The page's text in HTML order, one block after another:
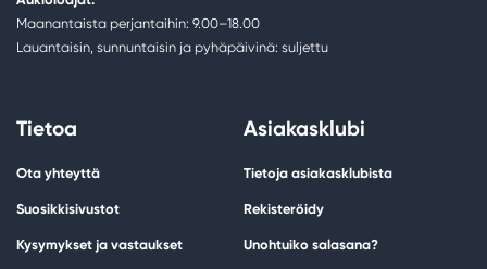
Maanantaista perjantaihin: 9.00–18.00
Lauantaisin, sunnuntaisin ja pyhäpäivinä: suljettu
Tietoa
Ota yhteyttä
Suosikkisivustot
Kysymykset ja vastaukset
Asiakasklubi
Tietoja asiakasklubista
Rekisteröidy
Unohtuiko salasana?